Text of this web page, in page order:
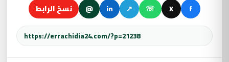
f
X
☏
↗
in
@ نسخ الرابط